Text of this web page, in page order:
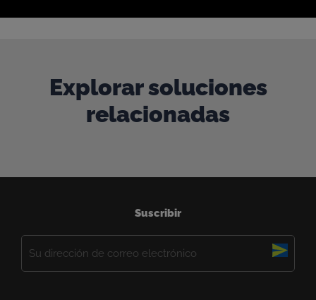
Explorar soluciones
relacionadas
Suscribir
electrónico